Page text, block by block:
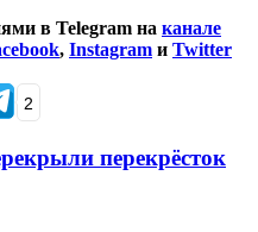
в Telegram на канале
, Instagram и Twitter
2
перекрёсток